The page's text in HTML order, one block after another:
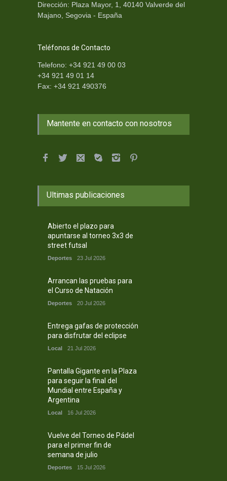
Dirección: Plaza Mayor, 1, 40140 Valverde del
Majano, Segovia - España
Teléfonos de Contacto
Telefono: +34 921 49 00 03
+34 921 49 01 14
Fax: +34 921 490376
Mantente en contacto con nosotros
Ultimas publicaciones
Abierto el plazo para
apuntarse al torneo 3x3 de
street futsal
Deportes 23 Jul 2026
Arrancan las pruebas para
el Curso de Natación
Deportes 20 Jul 2026
Entrega gafas de protección
para disfrutar del eclipse
Local 21 Jul 2026
Pantalla Gigante en la Plaza
para seguir la final del
Mundial entre España y
Argentina
Local 16 Jul 2026
Vuelve del Torneo de Pádel
para el primer fin de
semana de julio
Deportes 15 Jul 2026